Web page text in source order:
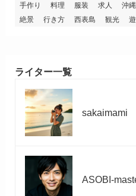
手作り
料理 服装 求人 沖縄
絶景
行き方 西表島 観光
ライター一覧
sakaimami
ASOBI-